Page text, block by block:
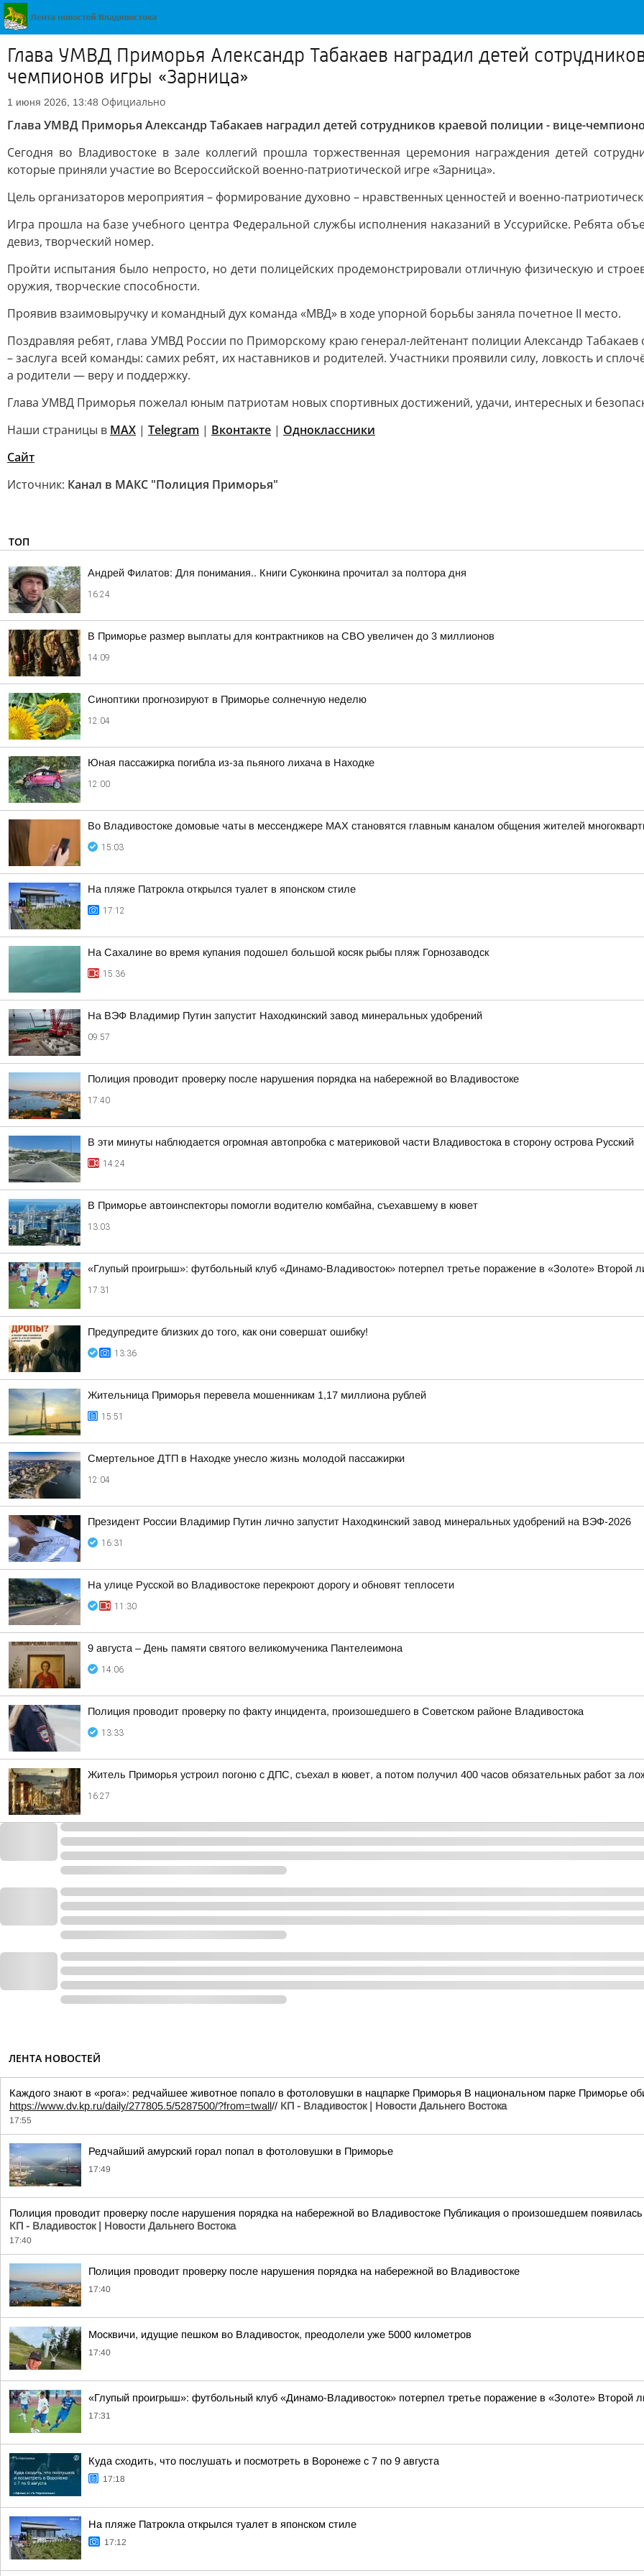
Глава УМВД Приморья Александр Табакаев наградил детей
чемпионов игры «Зарница»
1 июня 2026, 13:48 Официально
Глава УМВД Приморья Александр Табакаев наградил детей сотрудников краевой полиции - вице-
Сегодня во Владивостоке в зале коллегий прошла торжественная церемония награждения детей
которые приняли участие во Всероссийской военно-патриотической игре «Зарница».
Цель организаторов мероприятия – формирование духовно – нравственных ценностей и военно-
Игра прошла на базе учебного центра Федеральной службы исполнения наказаний в Уссурийске. Ребята
девиз, творческий номер.
Пройти испытания было непросто, но дети полицейских продемонстрировали отличную физическую и
оружия, творческие способности.
Проявив взаимовыручку и командный дух команда «МВД» в ходе упорной борьбы заняла почетное II место.
Поздравляя ребят, глава УМВД России по Приморскому краю генерал-лейтенант полиции Александр
– заслуга всей команды: самих ребят, их наставников и родителей. Участники проявили силу, ловкость и
а родители — веру и поддержку.
Глава УМВД Приморья пожелал юным патриотам новых спортивных достижений, удачи, интересных и
Наши страницы в MAX | Telegram | Вконтакте | Одноклассники
Сайт
Источник: Канал в МАКС "Полиция Приморья"
ТОП
Андрей Филатов: Для понимания.. Книги Суконкина прочитал за полтора дня
16:24
В Приморье размер выплаты для контрактников на СВО увеличен до 3 миллионов
14:09
Синоптики прогнозируют в Приморье солнечную неделю
12:04
Юная пассажирка погибла из-за пьяного лихача в Находке
12:00
Во Владивостоке домовые чаты в мессенджере МАХ становятся главным каналом общения жителей
15:03
На пляже Патрокла открылся туалет в японском стиле
17:12
На Сахалине во время купания подошел большой косяк рыбы пляж Горнозаводск
15:36
На ВЭФ Владимир Путин запустит Находкинский завод минеральных удобрений
09:57
Полиция проводит проверку после нарушения порядка на набережной во Владивостоке
17:40
В эти минуты наблюдается огромная автопробка с материковой части Владивостока в сторону острова Русский
14:24
В Приморье автоинспекторы помогли водителю комбайна, съехавшему в кювет
13:03
«Глупый проигрыш»: футбольный клуб «Динамо-Владивосток» потерпел третье поражение в «Золоте» Второй
17:31
Предупредите близких до того, как они совершат ошибку!
13:36
Жительница Приморья перевела мошенникам 1,17 миллиона рублей
15:51
Смертельное ДТП в Находке унесло жизнь молодой пассажирки
12:04
Президент России Владимир Путин лично запустит Находкинский завод минеральных удобрений на ВЭФ-2026
16:31
На улице Русской во Владивостоке перекроют дорогу и обновят теплосети
11:30
9 августа – День памяти святого великомученика Пантелеимона
14:06
Полиция проводит проверку по факту инцидента, произошедшего в Советском районе Владивостока
13:33
Житель Приморья устроил погоню с ДПС, съехал в кювет, а потом получил 400 часов обязательных работ за
16:27
ЛЕНТА НОВОСТЕЙ
Каждого знают в «рога»: редчайшее животное попало в фотоловушки в нацпарке Приморья В национальном парке Приморье
https://www.dv.kp.ru/daily/277805.5/5287500/?from=twall// КП - Владивосток | Новости Дальнего Востока
17:55
Редчайший амурский горал попал в фотоловушки в Приморье
17:49
Полиция проводит проверку после нарушения порядка на набережной во Владивостоке Публикация о произошедшем
КП - Владивосток | Новости Дальнего Востока
17:40
Полиция проводит проверку после нарушения порядка на набережной во Владивостоке
17:40
Москвичи, идущие пешком во Владивосток, преодолели уже 5000 километров
17:40
«Глупый проигрыш»: футбольный клуб «Динамо-Владивосток» потерпел третье поражение в «Золоте» Второй
17:31
Куда сходить, что послушать и посмотреть в Воронеже с 7 по 9 августа
17:18
На пляже Патрокла открылся туалет в японском стиле
17:12